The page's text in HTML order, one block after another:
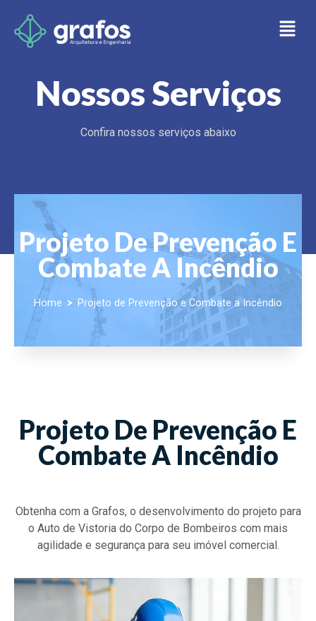
Nossos Serviços
Confira nossos serviços abaixo
Projeto De Prevenção E
Combate A Incêndio
Home > Projeto de Prevenção e Combate a Incêndio
Projeto De Prevenção E
Combate A Incêndio
Obtenha com a Grafos, o desenvolvimento do projeto para
o Auto de Vistoria do Corpo de Bombeiros com mais
agilidade e segurança para seu imóvel comercial.